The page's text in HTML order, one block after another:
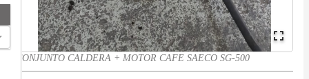
CONJUNTO CALDERA + MOTOR CAFE SAECO SG-500